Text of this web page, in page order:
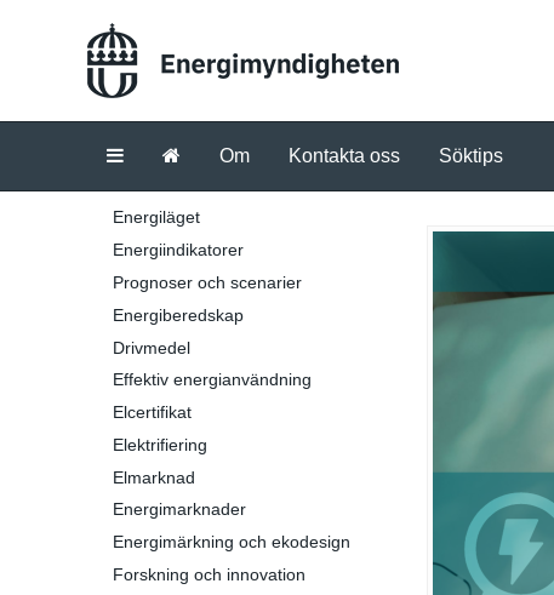
Om Kontakta oss Söktips
Energiläget
Energiindikatorer
Prognoser och scenarier
Energiberedskap
Drivmedel
Effektiv energianvändning
Elcertifikat
Elektrifiering
Elmarknad
Energimarknader
Energimärkning och ekodesign
Forskning och innovation